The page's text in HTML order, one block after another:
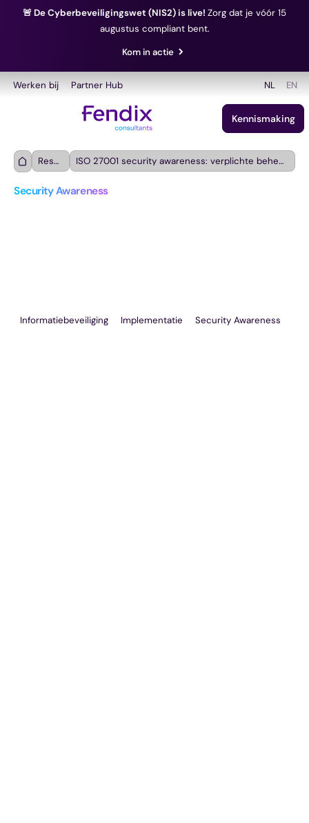
🚨 De Cyberbeveiligingswet (NIS2) is live! Zorg dat je vóór 15
augustus compliant bent.
Kom in actie
Werken bij Partner Hub NL EN
Kennismaking
Resources ISO 27001 security awareness: verplichte beheersmaatregelen en hoe je eraan voldoet
Security Awareness
Informatiebeveiliging Implementatie Security Awareness